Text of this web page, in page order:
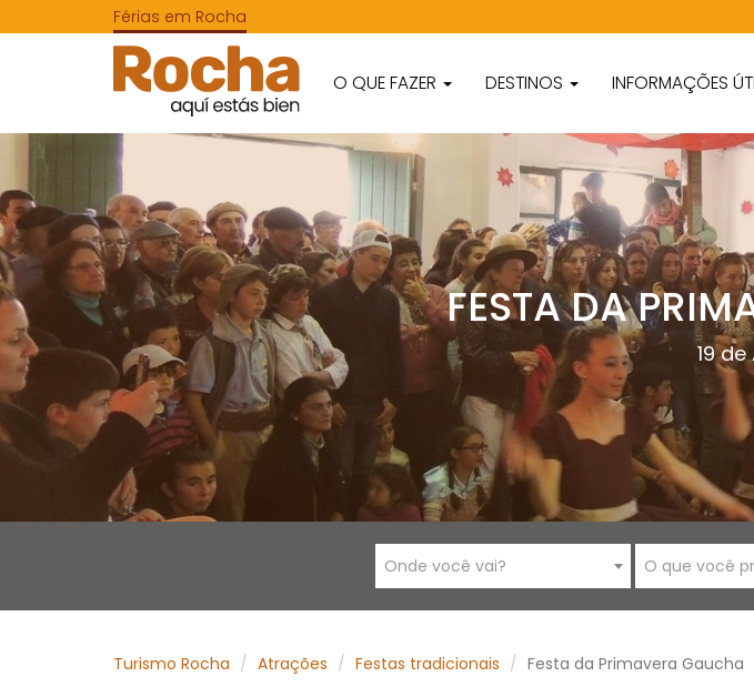
Férias em Rocha
O QUE FAZER DESTINOS INFORMAÇÕES
FESTA DA
19
Onde você vai? O que você
Turismo Rocha Atrações Festas tradicionais Festa da Primavera Gaucha